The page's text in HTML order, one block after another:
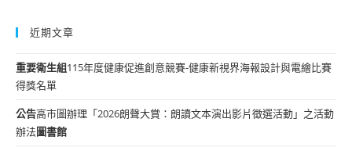
近期文章
重要衛生組115年度健康促進創意競賽-健康新視界海報設計與電繪比賽
得獎名單
公告高市圖辦理「2026朗聲大賞：朗讀文本演出影片徵選活動」之活動
辦法圖書館